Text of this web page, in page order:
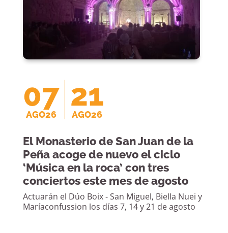
07
AGO26
21
AGO26
El Monasterio de San Juan de la
Peña acoge de nuevo el ciclo
‘Música en la roca’ con tres
conciertos este mes de agosto
Actuarán el Dúo Boix - San Miguel, Biella Nuei y
Maríaconfussion los días 7, 14 y 21 de agosto